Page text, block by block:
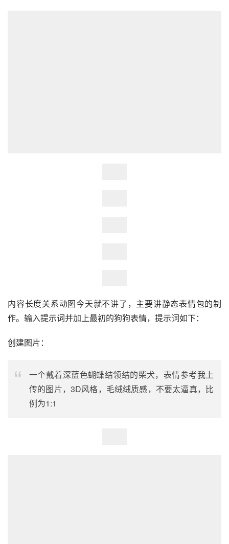
作。输入提示词并加上最初的狗狗表情，提示词如下：
创建图片：
传的图片，3D风格，毛绒绒质感，不要太逼真，比
例为1:1